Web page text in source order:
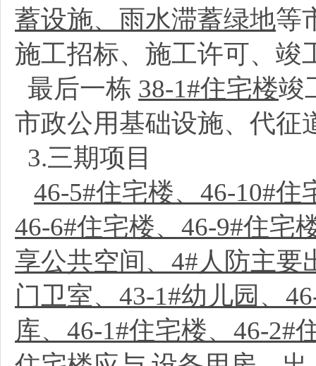
蓄设施、雨水滞蓄绿地等
施工招标、施工许可、竣
最后一栋 38-1#住宅楼竣
市政公用基础设施、代征
3.三期项目
46-5#住宅楼、46-10#
46-6#住宅楼、46-9#住宅
享公共空间、4#人防主要
门卫室、43-1#幼儿园、
库、46-1#住宅楼、46-2#